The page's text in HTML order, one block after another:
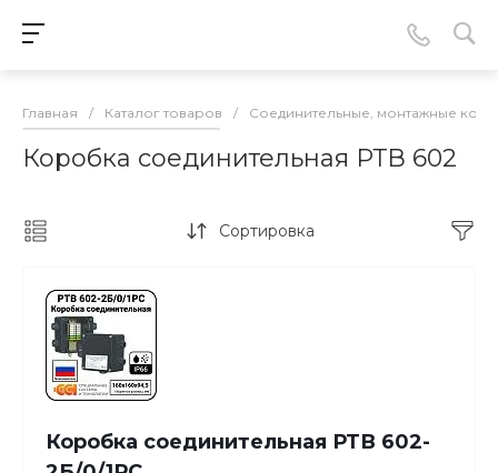
Главная / Каталог товаров / Соединительные, монтажные
Коробка соединительная РТВ 602
Сортировка
Коробка соединительная РТВ 602-